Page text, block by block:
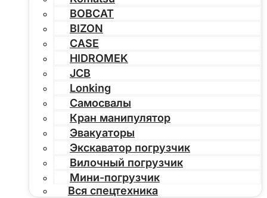
BOBCAT
BIZON
CASE
HIDROMEK
JCB
Lonking
Самосвалы
Кран манипулятор
Эвакуаторы
Экскаватор погрузчик
Вилочный погрузчик
Мини-погрузчик
Вся спецтехника